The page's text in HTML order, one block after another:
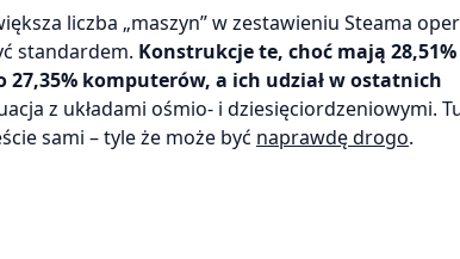
liczba „maszyn” w zestawieniu Steama
standardem. Konstrukcje te, choć mają 28,51%
komputerów, a ich udział w ostatnich
z układami ośmio- i dziesięciordzeniowymi.
sami – tyle że może być naprawdę drogo.